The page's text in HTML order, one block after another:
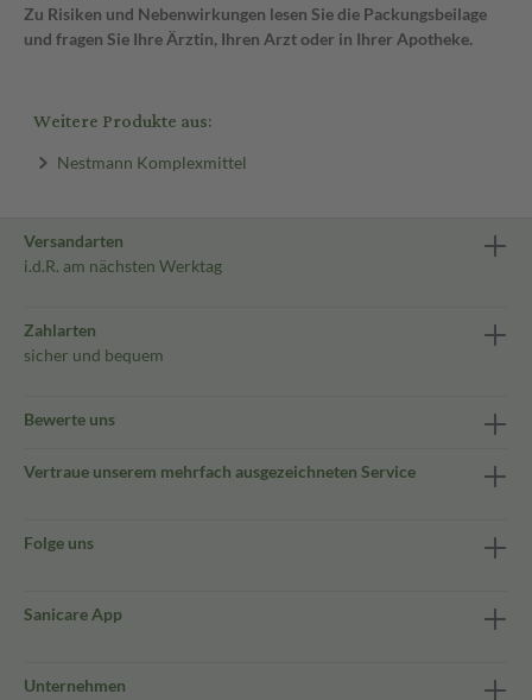
Zu Risiken und Nebenwirkungen lesen Sie die Packungsbeilage
und fragen Sie Ihre Ärztin, Ihren Arzt oder in Ihrer Apotheke.
Weitere Produkte aus:
Nestmann Komplexmittel
Versandarten
i.d.R. am nächsten Werktag
Zahlarten
sicher und bequem
Bewerte uns
Vertraue unserem mehrfach ausgezeichneten Service
Folge uns
Sanicare App
Unternehmen